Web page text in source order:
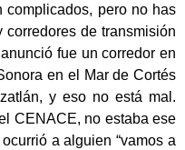
complicados, pero no has
de transmisión
fue un corredor en
en el Mar de Cortés
y eso no está mal.
CENACE, no estaba ese
a alguien “vamos a